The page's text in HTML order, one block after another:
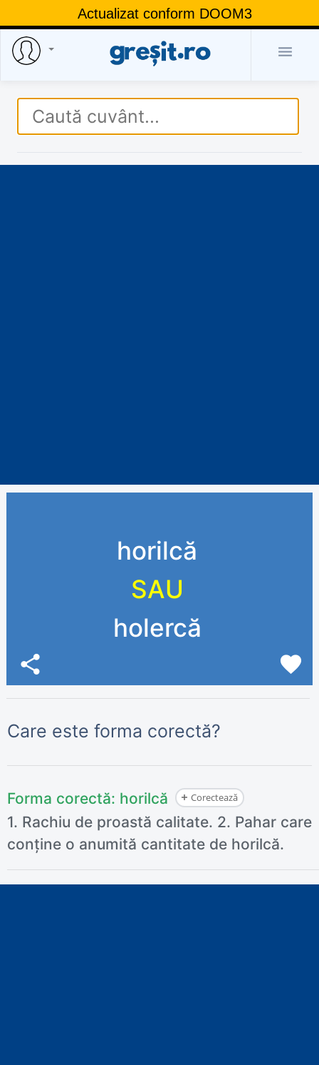
Actualizat conform DOOM3

horilcă
SAU
holercă
share favorite
Care este forma corectă?
Forma corectă: horilcă Corectează
1. Rachiu de proastă calitate. 2. Pahar care
conține o anumită cantitate de horilcă.